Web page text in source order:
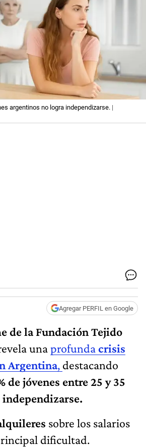
argentinos no logra independizarse. |
Agregar PERFIL en Google
de la Fundación Tejido
unaprofundacrisis
Argentina, destacando
de jóvenes entre 25 y 35
independizarse.
sobre los salarios
dificultad.